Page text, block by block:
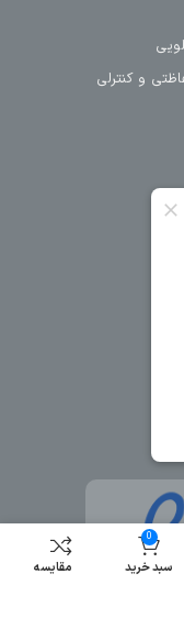
و کنترلی
0
سبد خرید مقایسه